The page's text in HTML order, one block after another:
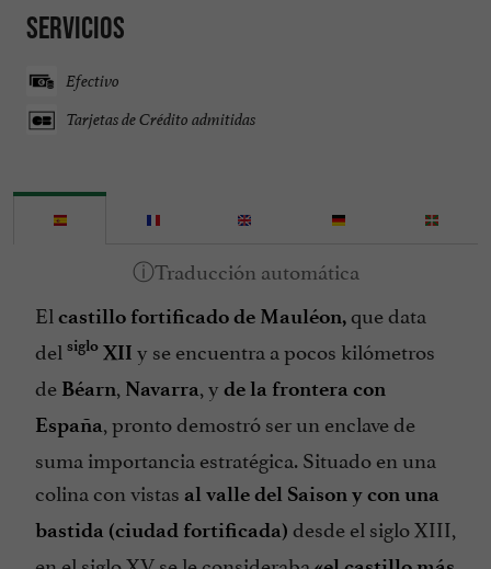
Servicios
Efectivo
Tarjetas de Crédito admitidas
El castillo fortificado de Mauléon,que data
del siglo XII y se encuentra a pocos kilómetros
de Béarn, Navarra, y de la frontera con
España, pronto demostró ser un enclave de
suma importancia estratégica. Situado en una
colina con vistas al valle del Saison y con una
bastida (ciudad fortificada) desde el siglo XIII,